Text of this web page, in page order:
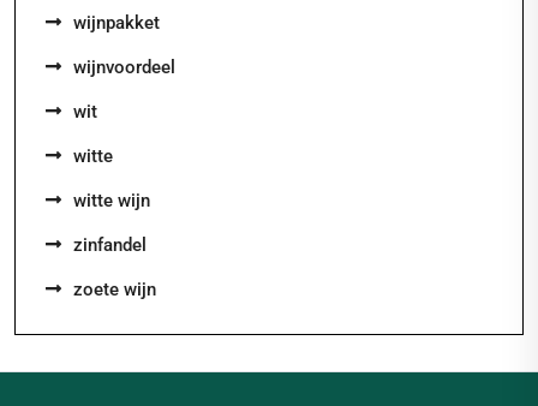
wijnpakket
wijnvoordeel
wit
witte
witte wijn
zinfandel
zoete wijn